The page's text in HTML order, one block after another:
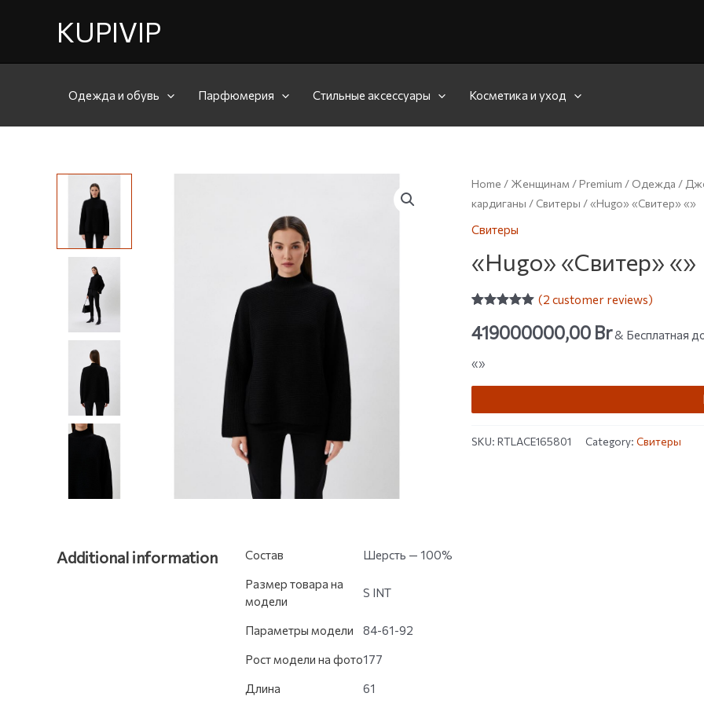
KUPIVIP
Одежда и обувь Парфюмерия Стильные аксессуары Косметика и уход
Home / Женщинам /Premium / Одежда /
кардиганы / Свитеры / «Hugo» «Свитер» «»
Свитеры
«Hugo» «Свитер» «»
out of 5
based on
ratings
(2 customer reviews)
419000000,00 Br& Бесплатная
«»
SKU: RTLACE165801 Category: Свитеры
Additional information Состав Шерсть — 100%
Размер товара на
модели
S INT
Параметры модели 84-61-92
Рост модели на фото177
Длина 61